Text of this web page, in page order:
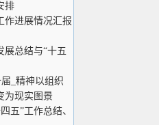
排
作进展情况汇报
展总结与“十五
_精神以组织
为现实图景
五”工作总结、